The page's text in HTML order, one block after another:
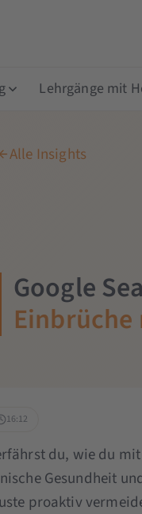
Lehrgänge mit
Alle Insights
Google
16:12
du, wie du
Gesundheit
proaktiv